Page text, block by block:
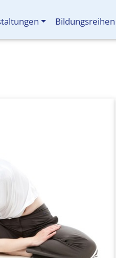
Bildungsreihen